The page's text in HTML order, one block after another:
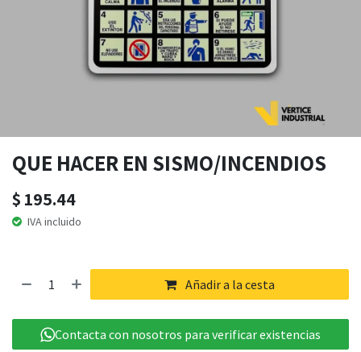
QUE HACER EN SISMO/INCENDIOS
$ 195.44
IVA incluido
Añadir a la cesta
Contacta con nosotros para verificar existencias